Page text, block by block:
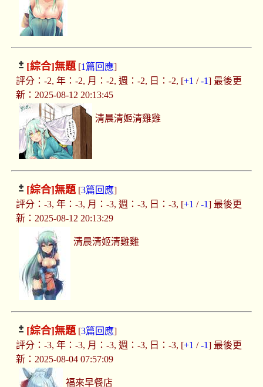
[綜合]無題[1篇回應]
評分：-2, 年：-2, 月：-2, 週：-2, 日：-2, [+1 /-1] 最後更
新：2025-08-12 20:13:45
清晨清姬清雞雞
[綜合]無題[3篇回應]
評分：-3, 年：-3, 月：-3, 週：-3, 日：-3, [+1 /-1] 最後更
新：2025-08-12 20:13:29
清晨清姬清雞雞
[綜合]無題[3篇回應]
評分：-3, 年：-3, 月：-3, 週：-3, 日：-3, [+1 /-1] 最後更
新：2025-08-04 07:57:09
福來早餐店